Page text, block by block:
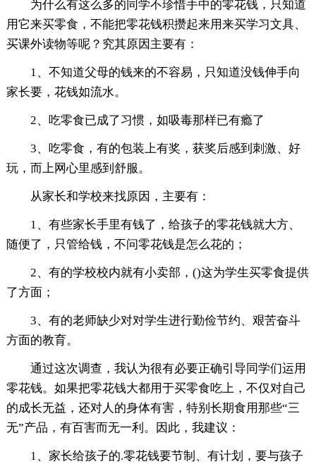
为什么有这么多的同学不珍惜手中的零花钱，只知道
用它来买零食，不能把零花钱积攒起来用来买学习文具、
买课外读物等呢？究其原因主要有：
1、不知道父母的钱来的不容易，只知道没钱伸手向
家长要，花钱如流水。
2、吃零食已成了习惯，如吸毒那样已有瘾了
3、吃零食，有的包装上有奖，获奖后感到刺激、好
玩，而上网心里感到舒服。
从家长和学校来找原因，主要有：
1、有些家长手里有钱了，给孩子的零花钱就大方、
随便了，只管给钱，不问零花钱是怎么花的；
2、有的学校校内就有小卖部，()这为学生买零食提供
了方面；
3、有的老师缺少对对学生进行勤俭节约、艰苦奋斗
方面的教育。
通过这次调查，我认为很有必要正确引导同学们运用
零花钱。如果把零花钱大都用于买零食吃上，不仅对自己
的成长无益，还对人的身体有害，特别长期食用那些“三
无”产品，有百害而无一利。因此，我建议：
1、家长给孩子的.零花钱要节制、有计划，要与孩子